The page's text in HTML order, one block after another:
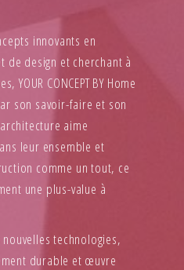
innovants en
de design et cherchant à
CONCEPT BY Home
son savoir-faire et son
aime
leur ensemble et
comme un tout, ce
une plus-value à
technologies,
durable et œuvre